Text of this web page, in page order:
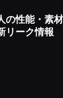
の性能・素
リーク情報